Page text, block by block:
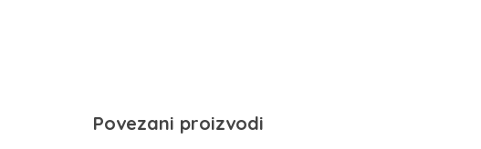
Povezani proizvodi